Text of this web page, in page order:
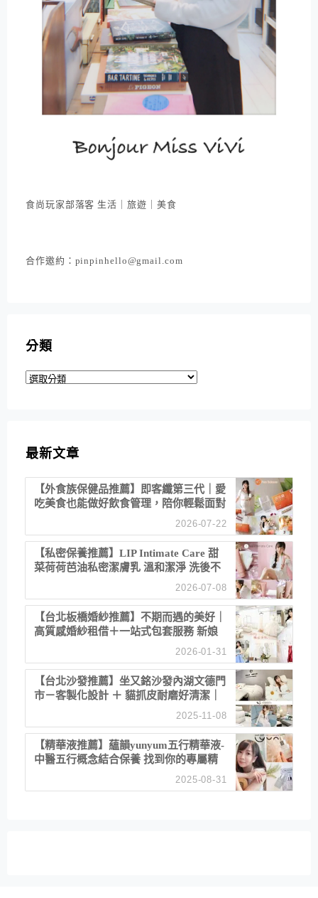
食尚玩家部落客 生活｜旅遊｜美食
合作邀約：pinpinhello@gmail.com
分類
分
最新文章
【外食族保健品推薦】即客纖第三代｜愛
吃美食也能做好飲食管理，陪你輕鬆面對
2026-07-22
【私密保養推薦】LIP Intimate Care 甜
菜荷荷芭油私密潔膚乳 溫和潔淨 洗後不
2026-07-08
【台北板橋婚紗推薦】不期而遇的美好｜
高質感婚紗租借＋一站式包套服務 新娘
2026-01-31
【台北沙發推薦】坐又銘沙發內湖文德門
市－客製化設計 ＋ 貓抓皮耐磨好清潔｜
直營直銷、價格透明 高CP值打造夢想
2025-11-08
【精華液推薦】蘊韻yunyum五行精華液-
中醫五行概念結合保養 找到你的專屬精
華！ 水㊀土㊀就選「潤・賦精華」維持
2025-08-31